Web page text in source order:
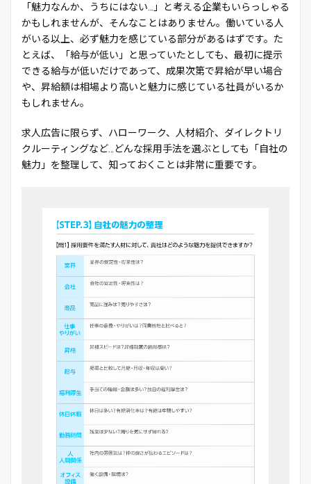
「魅力なんか、うちにはない…」と考える企業もいらっしゃる
かもしれませんが、そんなことはありません。働いている人
がいる以上、必ず魅力を感じている部分があるはずです。た
とえば、「給与が低い」と思っていたとしても、最初に提示
できる給与が低いだけであって、成果次第で昇給が早い場合
や、昇給額は相場より高いと魅力に感じている社員がいるか
もしれません。
求人広告に限らず、ハローワーク、人材紹介、ダイレクトリ
クルーティングなど…どんな採用手法を選ぶとしても「自社の
魅力」を整理して、知っておくことは非常に重要です。